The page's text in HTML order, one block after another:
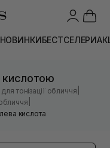
НОВИНКИБЕСТСЕЛЕРИ
кислотою
тонізації обличчя
кислота